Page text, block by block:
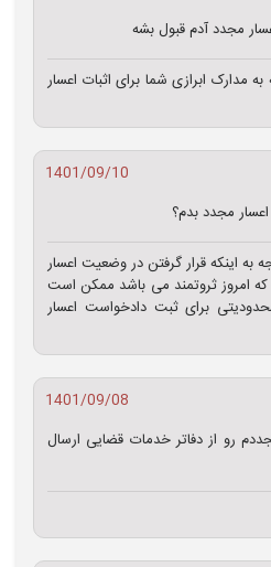
مجدد آدم قبول بشه
مدارک ابرازی شما برای اثبات اعسار
1401/09/10
مجدد بدم؟
به اینکه قرار گرفتن در وضعیت اعسار
امروز ثروتمند می باشد ممکن است
برای ثبت دادخواست اعسار
1401/09/08
رو از دفاتر خدمات قضایی ارسال